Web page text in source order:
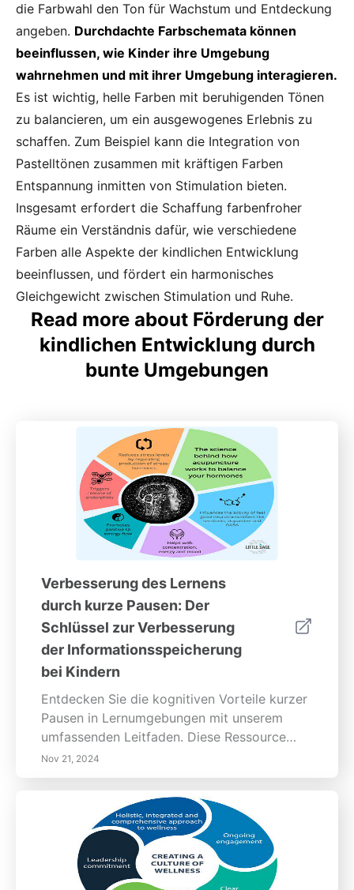
die Farbwahl den Ton für Wachstum und Entdeckung
angeben. Durchdachte Farbschemata können
beeinflussen, wie Kinder ihre Umgebung
wahrnehmen und mit ihrer Umgebung interagieren.
Es ist wichtig, helle Farben mit beruhigenden Tönen
zu balancieren, um ein ausgewogenes Erlebnis zu
schaffen. Zum Beispiel kann die Integration von
Pastelltönen zusammen mit kräftigen Farben
Entspannung inmitten von Stimulation bieten.
Insgesamt erfordert die Schaffung farbenfroher
Räume ein Verständnis dafür, wie verschiedene
Farben alle Aspekte der kindlichen Entwicklung
beeinflussen, und fördert ein harmonisches
Gleichgewicht zwischen Stimulation und Ruhe.
Read more about Förderung der
kindlichen Entwicklung durch
bunte Umgebungen
Verbesserung des Lernens
durch kurze Pausen: Der
Schlüssel zur Verbesserung
der Informationsspeicherung
bei Kindern
Entdecken Sie die kognitiven Vorteile kurzer
Pausen in Lernumgebungen mit unserem
umfassenden Leitfaden. Diese Ressource
untersucht, wie kurze Pausen die
Konzentration, das Behalten und das
emotionale Wohlbefinden von Kindern
verbessern. Lernen Sie effektive Strategien
wie die Pomodoro-Technik,
Bewegungspausen und
Achtsamkeitspraktiken kennen, die Sie im
Nov 21, 2024